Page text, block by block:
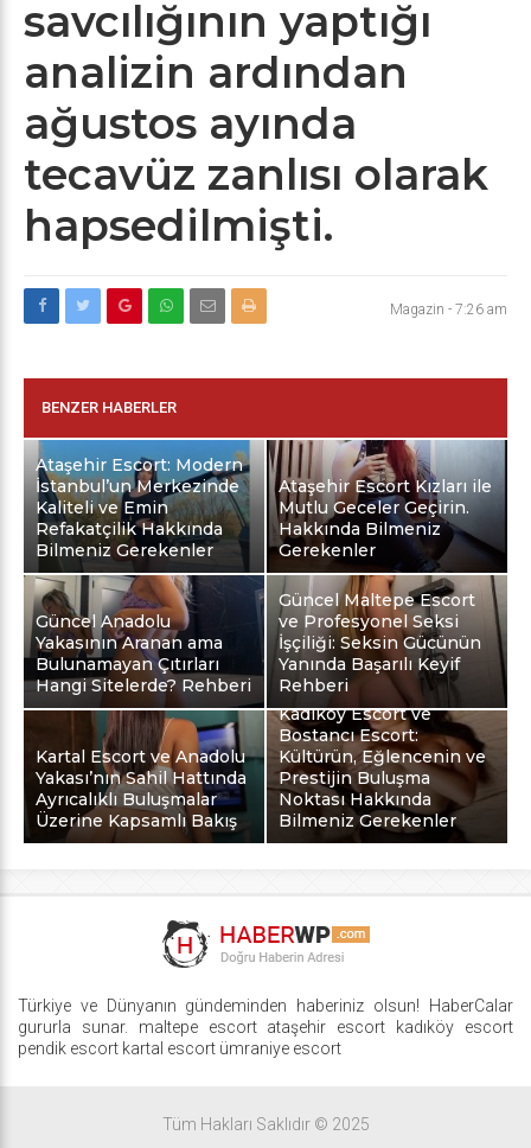
savcılığının yaptığı
analizin ardından
ağustos ayında
tecavüz zanlısı olarak
hapsedilmişti.
Magazin - 7:26 am
BENZER HABERLER
Ataşehir Escort: Modern
İstanbul’un Merkezinde
Kaliteli ve Emin
Refakatçilik Hakkında
Bilmeniz Gerekenler
Ataşehir Escort Kızları ile
Mutlu Geceler Geçirin.
Hakkında Bilmeniz
Gerekenler
Güncel Anadolu
Yakasının Aranan ama
Bulunamayan Çıtırları
Hangi Sitelerde? Rehberi
Güncel Maltepe Escort
ve Profesyonel Seksi
İşçiliği: Seksin Gücünün
Yanında Başarılı Keyif
Rehberi
Kartal Escort ve Anadolu
Yakası’nın Sahil Hattında
Ayrıcalıklı Buluşmalar
Üzerine Kapsamlı Bakış
Kadıköy Escort ve
Bostancı Escort:
Kültürün, Eğlencenin ve
Prestijin Buluşma
Noktası Hakkında
Bilmeniz Gerekenler
Türkiye ve Dünyanın gündeminden haberiniz olsun! HaberCalar
gururla sunar. maltepe escort ataşehir escort
kadıköy escort
pendik escort kartal escort ümraniye escort
Tüm Hakları Saklıdır © 2025